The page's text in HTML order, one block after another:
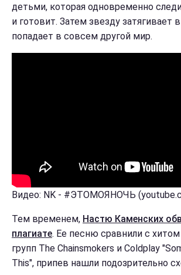
детьми, которая одновременно
и готовит. Затем звезду затягивает
попадает в совсем другой мир.
Видео: NK - #ЭТОМОЯНОЧЬ
Тем временем, Настю Каменских
плагиате. Ее песню сравнили с
групп The Chainsmokers и Coldplay
This", припев нашли подозрительно